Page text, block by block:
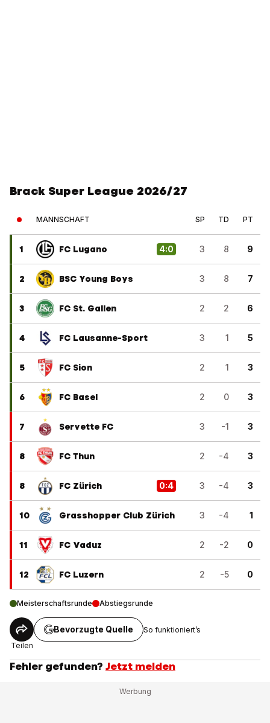
Brack Super League 2026/27
MANNSCHAFT SP TD PT
1 FC Lugano 4:0 3 8 9
2 BSC Young Boys 3 8 7
3 FC St. Gallen 2 2 6
4 FC Lausanne-Sport 3 1 5
5 FC Sion 2 1 3
6 FC Basel 2 0 3
7 Servette FC 3 -1 3
8 FC Thun 2 -4 3
8 FC Zürich 0:4 3 -4 3
10 Grasshopper Club Zürich 3 -4 1
11 FC Vaduz 2 -2 0
12 FC Luzern 2 -5 0
Meisterschaftsrunde Abstiegsrunde
Teilen
Bevorzugte Quelle So funktioniert’s
Fehler gefunden? Jetzt melden